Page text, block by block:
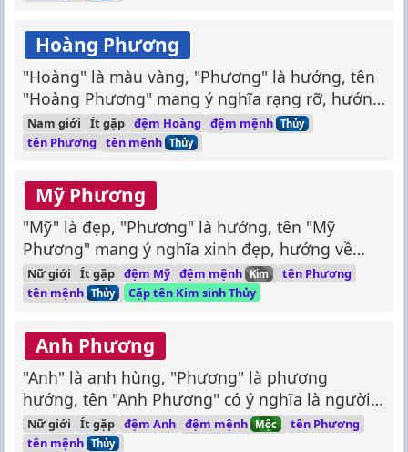
Hoàng Phương
"Hoàng" là màu vàng, "Phương" là hướng, tên
"Hoàng Phương" mang ý nghĩa rạng rỡ, hướng
về tương lai tươi sáng.
Nam giới Ít gặp đệm Hoàng đệm mệnh Thủy
tên Phương tên mệnh Thủy
Mỹ Phương
"Mỹ" là đẹp, "Phương" là hướng, tên "Mỹ
Phương" mang ý nghĩa xinh đẹp, hướng về
phía trước.
Nữ giới Ít gặp đệm Mỹ đệm mệnh Kim
tên Phương
tên mệnh Thủy Cặp tên Kim sinh Thủy
Anh Phương
"Anh" là anh hùng, "Phương" là phương
hướng, tên "Anh Phương" có ý nghĩa là người
dũng cảm, mạnh mẽ và có chí hướng.
Nữ giới Ít gặp đệm Anh đệm mệnh Mộc
tên Phương
tên mệnh Thủy